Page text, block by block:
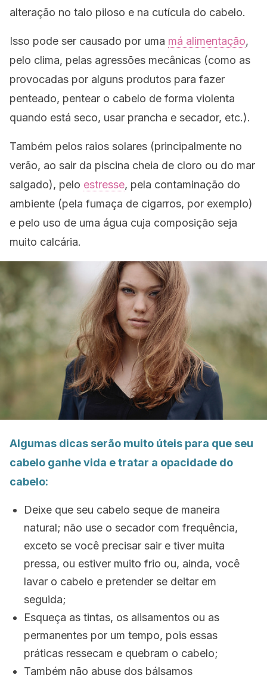
alteração no talo piloso e na cutícula do cabelo.
Isso pode ser causado por uma má alimentação,
pelo clima, pelas agressões mecânicas (como as
provocadas por alguns produtos para fazer
penteado, pentear o cabelo de forma violenta
quando está seco, usar prancha e secador, etc.).
Também pelos raios solares (principalmente no
verão, ao sair da piscina cheia de cloro ou do mar
salgado), pelo estresse, pela contaminação do
ambiente (pela fumaça de cigarros, por exemplo)
e pelo uso de uma água cuja composição seja
muito calcária.
Algumas dicas serão muito úteis para que seu
cabelo ganhe vida e tratar a opacidade do
cabelo:
Deixe que seu cabelo seque de maneira
natural; não use o secador com frequência,
exceto se você precisar sair e tiver muita
pressa, ou estiver muito frio ou, ainda, você
lavar o cabelo e pretender se deitar em
seguida;
Esqueça as tintas, os alisamentos ou as
permanentes por um tempo, pois essas
práticas ressecam e quebram o cabelo;
Também não abuse dos bálsamos